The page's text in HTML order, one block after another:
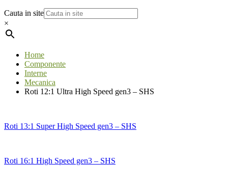
Cauta in site
×
Home
Componente
Interne
Mecanica
Roti 12:1 Ultra High Speed gen3 – SHS
Roti 13:1 Super High Speed gen3 – SHS
Roti 16:1 High Speed gen3 – SHS